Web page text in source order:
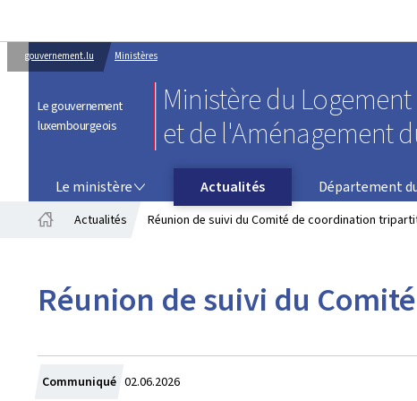
gouvernement.lu Ministères
Le gouvernement
luxembourgeois
Ministère du Logement
et de l'Aménagement
Le ministère Actualités Département
DÉPARTEMENT DU LOGEMENT
Actualités Réunion de suivi du Comité de coordination
Réunion de suivi du
Communiqué Crée
02.06.2026